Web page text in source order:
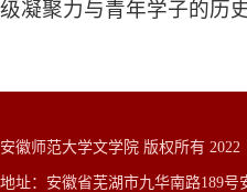
级凝聚力与青年学子的历
安徽师范大学文学院 版权所有 2022
地址：安徽省芜湖市九华南路189